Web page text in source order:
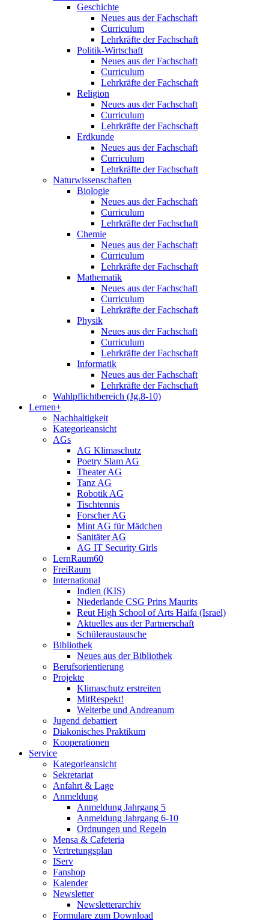
Geschichte
Neues aus der Fachschaft
Curriculum
Lehrkräfte der Fachschaft
Politik-Wirtschaft
Neues aus der Fachschaft
Curriculum
Lehrkräfte der Fachschaft
Religion
Neues aus der Fachschaft
Curriculum
Lehrkräfte der Fachschaft
Erdkunde
Neues aus der Fachschaft
Curriculum
Lehrkräfte der Fachschaft
Naturwissenschaften
Biologie
Neues aus der Fachschaft
Curriculum
Lehrkräfte der Fachschaft
Chemie
Neues aus der Fachschaft
Curriculum
Lehrkräfte der Fachschaft
Mathematik
Neues aus der Fachschaft
Curriculum
Lehrkräfte der Fachschaft
Physik
Neues aus der Fachschaft
Curriculum
Lehrkräfte der Fachschaft
Informatik
Neues aus der Fachschaft
Lehrkräfte der Fachschaft
Wahlpflichtbereich (Jg.8-10)
Lernen+
Nachhaltigkeit
Kategorieansicht
AGs
AG Klimaschutz
Poetry Slam AG
Theater AG
Tanz AG
Robotik AG
Tischtennis
Forscher AG
Mint AG für Mädchen
Sanitäter AG
AG IT Security Girls
LernRaum60
FreiRaum
International
Indien (KIS)
Niederlande CSG Prins Maurits
Reut High School of Arts Haifa (Israel)
Aktuelles aus der Partnerschaft
Schüleraustausche
Bibliothek
Neues aus der Bibliothek
Berufsorientierung
Projekte
Klimaschutz erstreiten
MitRespekt!
Welterbe und Andreanum
Jugend debattiert
Diakonisches Praktikum
Kooperationen
Service
Kategorieansicht
Sekretariat
Anfahrt & Lage
Anmeldung
Anmeldung Jahrgang 5
Anmeldung Jahrgang 6-10
Ordnungen und Regeln
Mensa & Cafeteria
Vertretungsplan
IServ
Fanshop
Kalender
Newsletter
Newsletterarchiv
Formulare zum Download